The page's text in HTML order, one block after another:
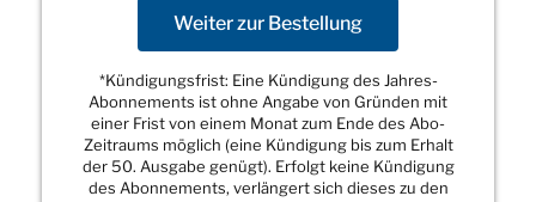
Weiter zur Bestellung
*Kündigungsfrist: Eine Kündigung des Jahres-
Abonnements ist ohne Angabe von Gründen mit
einer Frist von einem Monat zum Ende des Abo-
Zeitraums möglich (eine Kündigung bis zum Erhalt
der 50. Ausgabe genügt). Erfolgt keine Kündigung
des Abonnements, verlängert sich dieses zu den